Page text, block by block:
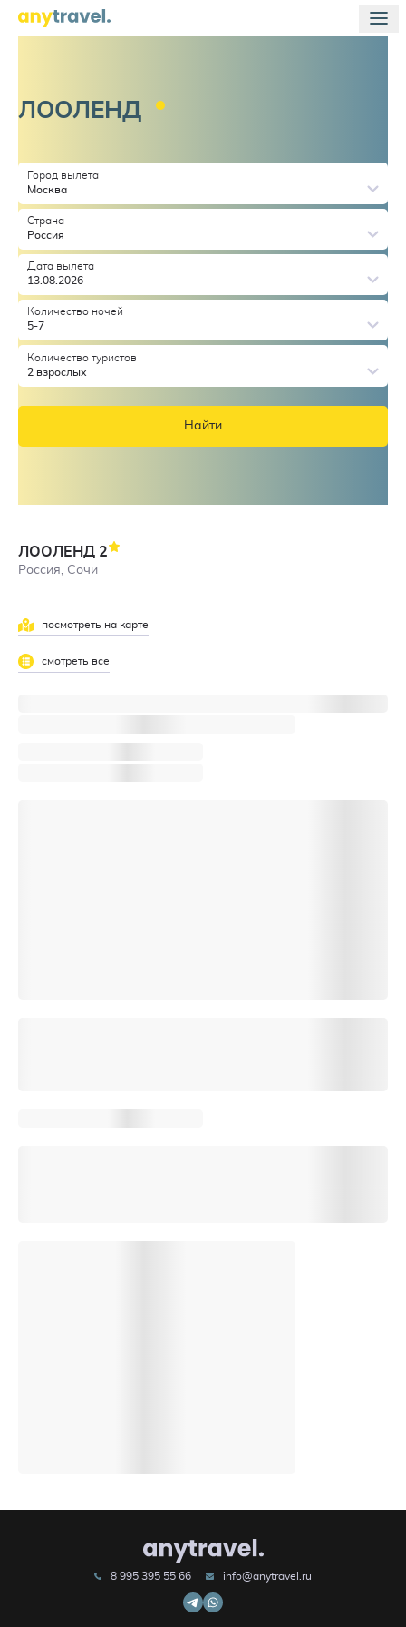
ЛООЛЕНД
Город вылета
Москва
Страна
Россия
Дата вылета
13.08.2026
Количество ночей
5-7
Количество туристов
2 взрослых
Найти
ЛООЛЕНД 2
Россия, Сочи
посмотреть на карте
смотреть все
8 995 395 55 66 info@anytravel.ru